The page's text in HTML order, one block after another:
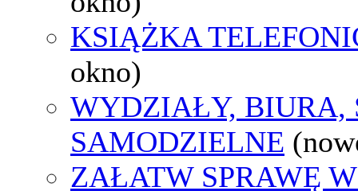
KSIĄŻKA
okno)
WYDZIAŁY, BIURA,
SAMODZIELNE
ZAŁATW SPRAWĘ